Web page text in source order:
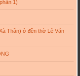
1)
Thần) ở đền thờ Lê Văn